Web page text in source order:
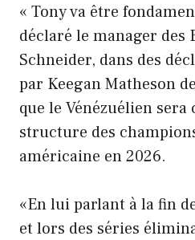
« Tony va être
déclaré le manager des
Schneider, dans des
par Keegan Matheson
que le Vénézuélien
structure des
américaine en 2026.
«En lui parlant à la fin
et lors des séries